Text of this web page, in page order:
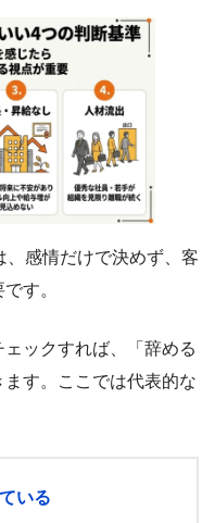
感情だけで決めず、客
す。
ックすれば、「辞める
す。ここでは代表的な
いる